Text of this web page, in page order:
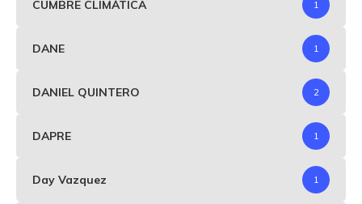
CUMBRE CLIMÁTICA 1
DANE 1
DANIEL QUINTERO 2
DAPRE 1
Day Vazquez 1